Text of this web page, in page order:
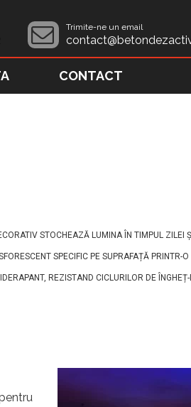
Trimite-ne un email
CONTACT
STOCHEAZĂ LUMINA ÎN TIMPUL ZILEI
SPECIFIC PE SUPRAFAȚĂ PRINTR-
REZISTAND CICLURILOR DE